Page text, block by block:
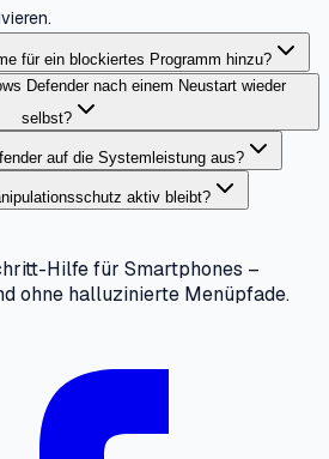
für ein blockiertes Programm hinzu?
Defender nach einem Neustart wieder
selbst?
auf die Systemleistung aus?
aktiv bleibt?
Hilfe für Smartphones –
ohne halluzinierte Menüpfade.